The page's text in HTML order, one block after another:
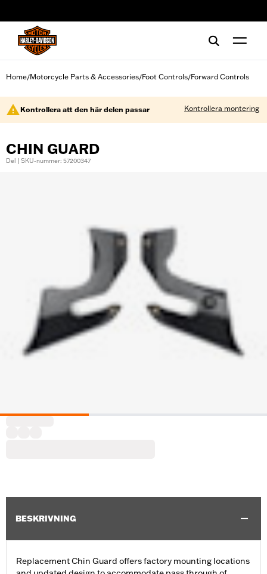
Home/Motorcycle Parts & Accessories/Foot Controls/Forward Controls
Kontrollera att den här delen passar Kontrollera montering
CHIN GUARD
Del | SKU-nummer: 57200347
BESKRIVNING
Replacement Chin Guard offers factory mounting locations